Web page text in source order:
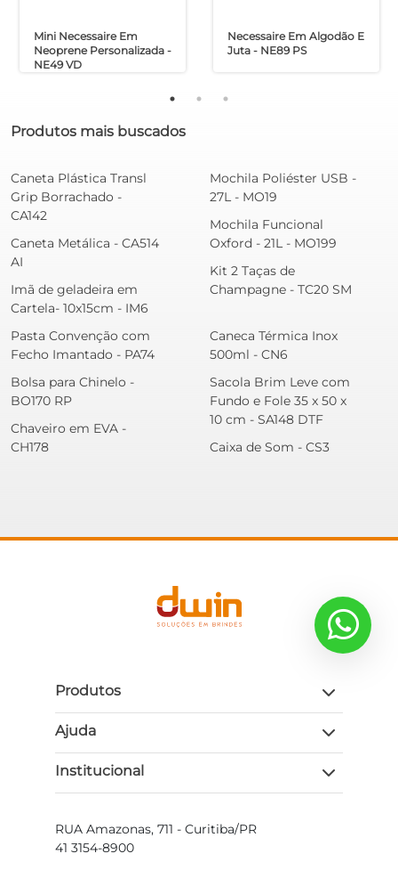
Mini Necessaire Em
Neoprene Personalizada -
NE49 VD
Necessaire Em Algodão E
Juta - NE89 PS
Produtos mais buscados
Caneta Plástica Transl
Grip Borrachado -
CA142
Caneta Metálica - CA514
AI
Imã de geladeira em
Cartela- 10x15cm - IM6
Mochila Poliéster USB -
27L - MO19
Mochila Funcional
Oxford - 21L - MO199
Kit 2 Taças de
Champagne - TC20 SM
Pasta Convenção com
Fecho Imantado - PA74
Bolsa para Chinelo -
BO170 RP
Chaveiro em EVA -
CH178
Caneca Térmica Inox
500ml - CN6
Sacola Brim Leve com
Fundo e Fole 35 x 50 x
10 cm - SA148 DTF
Caixa de Som - CS3
Produtos
Ajuda
Institucional
RUA Amazonas, 711 - Curitiba/PR
41 3154-8900